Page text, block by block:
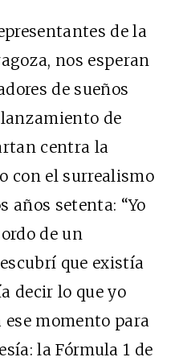
de la
nos esperan
de sueños
de
centra la
con el surrealismo
años setenta: “Yo
de un
que existía
decir lo que yo
ese momento para
la Fórmula 1 de